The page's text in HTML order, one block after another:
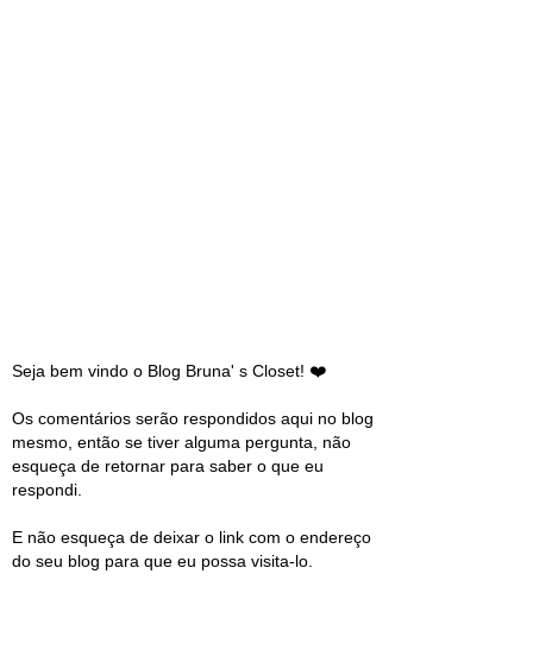
Seja bem vindo o Blog Bruna' s Closet! ❤️
Os comentários serão respondidos aqui no blog
mesmo, então se tiver alguma pergunta, não
esqueça de retornar para saber o que eu
respondi.
E não esqueça de deixar o link com o endereço
do seu blog para que eu possa visita-lo.